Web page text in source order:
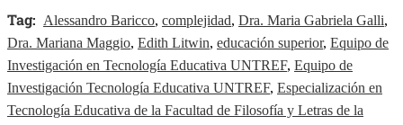
Tag: Alessandro Baricco, complejidad, Dra. Maria Gabriela Galli,
Dra. Mariana Maggio, Edith Litwin, educación superior, Equipo de
Investigación en Tecnología Educativa UNTREF, Equipo de
Investigación Tecnología Educativa UNTREF, Especialización en
Tecnología Educativa de la Facultad de Filosofía y Letras de la